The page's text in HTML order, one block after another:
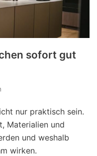
sofort gut
nur praktisch sein.
Materialien und
und weshalb
wirken.